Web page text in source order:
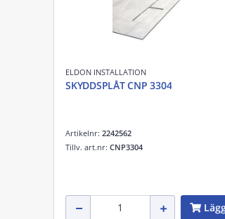
ELDON INSTALLATION
SKYDDSPLÅT CNP 3304
Artikelnr: 2242562
Tillv. art.nr: CNP3304